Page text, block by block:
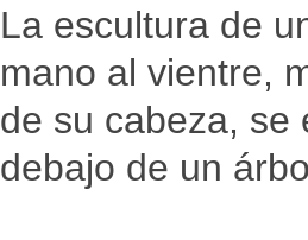
La escultura de
mano al vientre,
de su cabeza, se
debajo de un